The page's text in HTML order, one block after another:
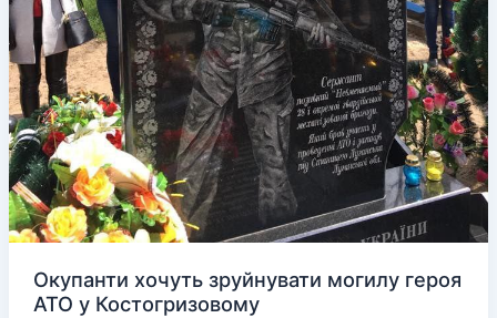
Окупанти хочуть зруйнувати могилу героя
АТО у Костогризовому